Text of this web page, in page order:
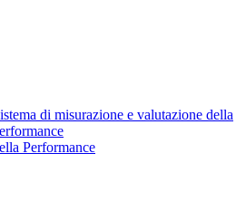
di misurazione e valutazione della
Performance